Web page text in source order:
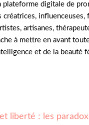
plateforme digitale de
créatrices, influenceuses,
artisanes,
à mettre en avant
et de la beauté
liberté : les